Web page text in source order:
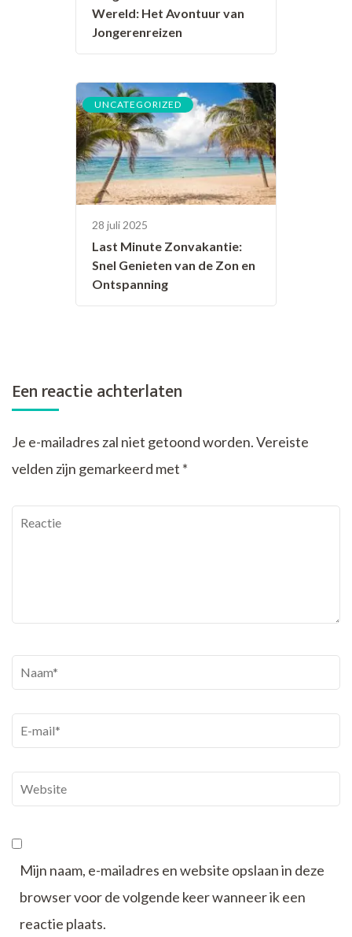
Wereld: Het Avontuur van
Jongerenreizen
UNCATEGORIZED
28 juli 2025
Last Minute Zonvakantie:
Snel Genieten van de Zon en
Ontspanning
Een reactie achterlaten
Je e-mailadres zal niet getoond worden.Vereiste
velden zijn gemarkeerd met *
Reactie
Naam*
E-
mail*
Website
Mijn naam, e-mailadres en website opslaan in deze
browser voor de volgende keer wanneer ik een
reactie plaats.